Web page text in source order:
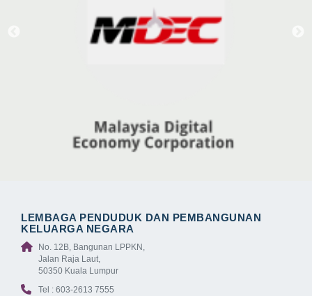
LEMBAGA PENDUDUK DAN PEMBANGUNAN
KELUARGA NEGARA
No. 12B, Bangunan LPPKN,
Jalan Raja Laut,
50350 Kuala Lumpur
Tel : 603-2613 7555